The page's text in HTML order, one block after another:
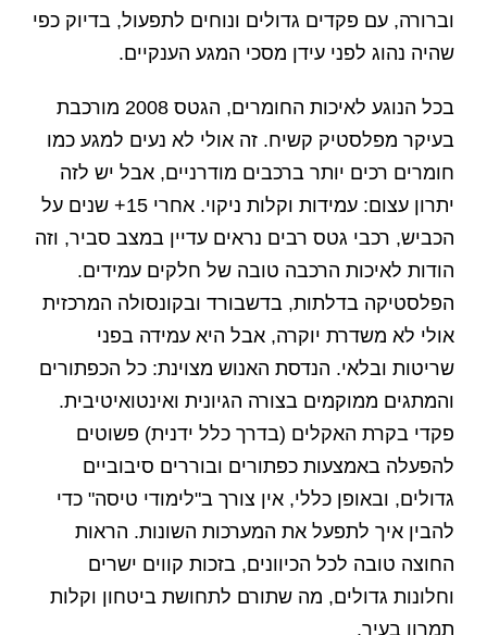
וברורה, עם פקדים גדולים ונוחים לתפעול, בדיוק כפי
שהיה נהוג לפני עידן מסכי המגע הענקיים.
בכל הנוגע לאיכות החומרים, הגטס 2008 מורכבת
בעיקר מפלסטיק קשיח. זה אולי לא נעים למגע כמו
חומרים רכים יותר ברכבים מודרניים, אבל יש לזה
יתרון עצום: עמידות וקלות ניקוי. אחרי 15+ שנים על
הכביש, רכבי גטס רבים נראים עדיין במצב סביר, וזה
הודות לאיכות הרכבה טובה של חלקים עמידים.
הפלסטיקה בדלתות, בדשבורד ובקונסולה המרכזית
אולי לא משדרת יוקרה, אבל היא עמידה בפני
שריטות ובלאי. הנדסת האנוש מצוינת: כל הכפתורים
והמתגים ממוקמים בצורה הגיונית ואינטואיטיבית.
פקדי בקרת האקלים (בדרך כלל ידנית) פשוטים
להפעלה באמצעות כפתורים ובוררים סיבוביים
גדולים, ובאופן כללי, אין צורך ב"לימודי טיסה" כדי
להבין איך לתפעל את המערכות השונות. הראות
החוצה טובה לכל הכיוונים, בזכות קווים ישרים
וחלונות גדולים, מה שתורם לתחושת ביטחון וקלות
תמרון בעיר.